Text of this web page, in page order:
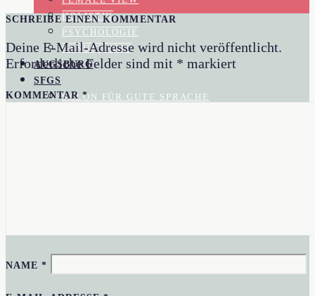
HOLISTIK
PSYCHOLOGIE
GESUNDHEIT
AUGSBURG
SFGS
SALON FÜR GUTE SPRACHE
SCHREIBE EINEN KOMMENTAR
Deine E-Mail-Adresse wird nicht veröffentlicht.
Erforderliche Felder sind mit * markiert
KOMMENTAR*
NAME*